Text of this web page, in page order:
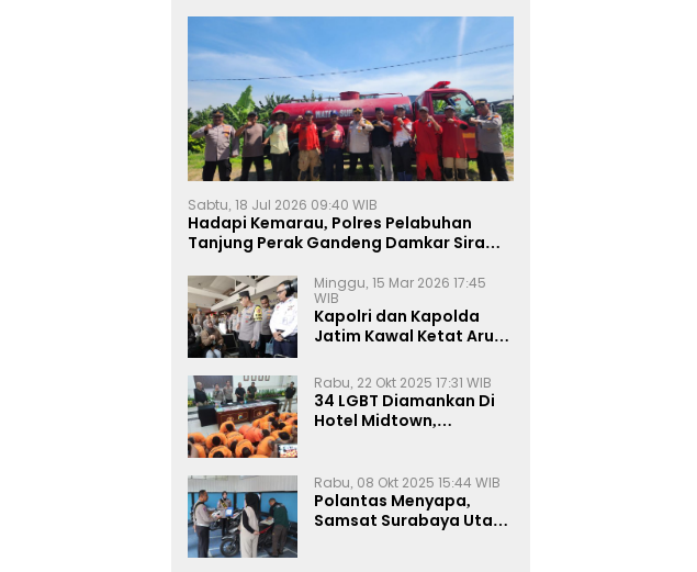
Sabtu, 18 Jul 2026 09:40 WIB
Hadapi Kemarau, Polres Pelabuhan
Tanjung Perak Gandeng Damkar Siram
Minggu, 15 Mar 2026 17:45
WIB
Kapolri dan Kapolda
Jatim Kawal Ketat Arus
Rabu, 22 Okt 2025 17:31 WIB
34 LGBT Diamankan Di
Hotel Midtown,
Rabu, 08 Okt 2025 15:44 WIB
Polantas Menyapa,
Samsat Surabaya Utara